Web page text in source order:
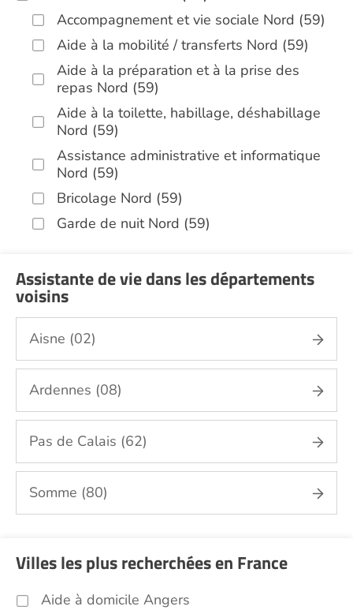
Accompagnement et vie sociale Nord (59)
Aide à la mobilité / transferts Nord (59)
Aide à la préparation et à la prise des
repas Nord (59)
Aide à la toilette, habillage, déshabillage
Nord (59)
Assistance administrative et informatique
Nord (59)
Bricolage Nord (59)
Garde de nuit Nord (59)
Infirmiers Nord (59)
Jardinage Nord (59)
Aide aux courses Nord (59)
Entretien du cadre de vie, ménage,
repassage, gestion du linge Nord (59)
Portage de repas Nord (59)
Sorties (promenades, rendez-vous
médicaux...) Nord (59)
Promenade animaux de compagnie Nord
(59)
Soins esthétiques Nord (59)
Voir toutes les aides à domicile dans le Nord (59)
Assistante de vie dans les départements
voisins
Aisne (02)
Ardennes (08)
Pas de Calais (62)
Somme (80)
Villes les plus recherchées en France
Aide à domicile Angers